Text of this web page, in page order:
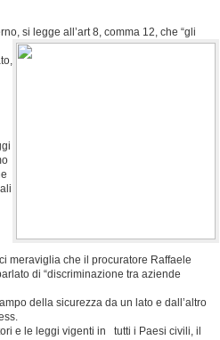
si legge all’art 8, comma 12, che “gli
meraviglia che il procuratore Raffaele
di “discriminazione tra aziende
della sicurezza da un lato e dall’altro
e le leggi vigenti in tutti i Paesi civili, il